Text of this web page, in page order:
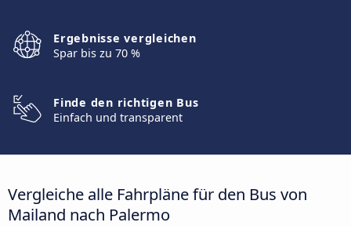
Ergebnisse vergleichen
Spar bis zu 70 %
Finde den richtigen Bus
Einfach und transparent
Vergleiche alle Fahrpläne für den Bus von
Mailand nach Palermo